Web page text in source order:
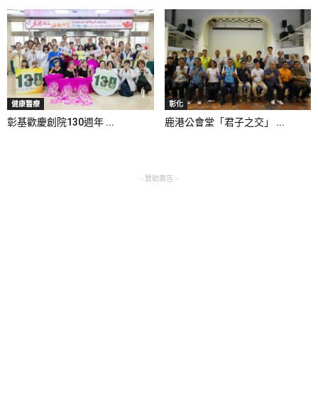
健康醫療
彰基歡慶創院130週年 ...
彰化
鹿港公會堂「君子之交」 ...
- 贊助廣告 -